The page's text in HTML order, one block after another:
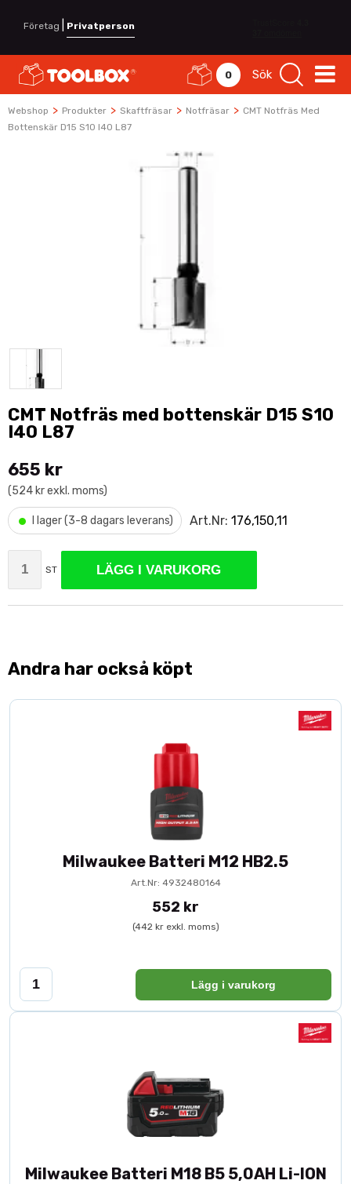
Företag Privatperson
0 Sök
Webshop > Produkter > Skaftfräsar > Notfräsar > CMT Notfräs Med
Bottenskär D15 S10 I40 L87
CMT Notfräs med bottenskär D15 S10
I40 L87
655 kr
(524 kr exkl. moms)
• I lager (3-8 dagars leverans) Art.Nr: 176,150,11
ST LÄGG I VARUKORG
Andra har också köpt
Milwaukee Batteri M12 HB2.5
Art.Nr: 4932480164
552 kr
(442 kr exkl. moms)
Lägg i varukorg
Milwaukee Batteri M18 B5 5,0AH Li-ION